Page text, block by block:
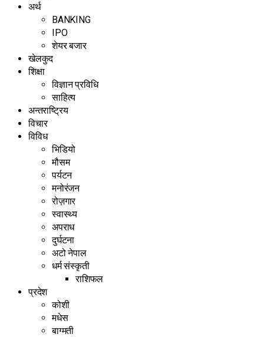
अर्थ
BANKING
IPO
शेयर बजार
खेलकुद
शिक्षा
विज्ञान प्रविधि
साहित्य
अन्तराष्ट्रिय
विचार
विविध
भिडियो
मौसम
पर्यटन
मनोरंजन
रोज़गार
स्वास्थ्य
अपराध
दुर्घटना
अटो नेपाल
धर्म संस्कृती
राशिफल
प्रदेश
कोशी
मधेस
बाग्मती